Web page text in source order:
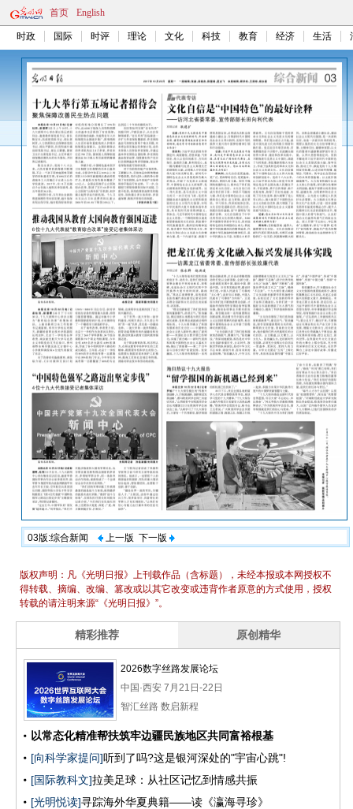
首页 English
时政 国际 时评 理论 文化 科技 教育 经济 生活
03版:综合新闻 上一版 下一版